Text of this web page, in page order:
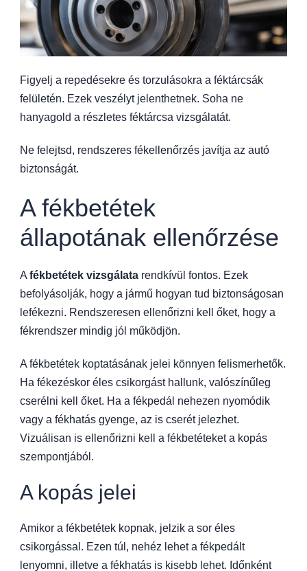
Figyelj a repedésekre és torzulásokra a féktárcsák
felületén. Ezek veszélyt jelenthetnek. Soha ne
hanyagold a részletes féktárcsa vizsgálatát.
Ne felejtsd, rendszeres fékellenőrzés javítja az autó
biztonságát.
A fékbetétek
állapotának ellenőrzése
A fékbetétek vizsgálata rendkívül fontos. Ezek
befolyásolják, hogy a jármű hogyan tud biztonságosan
lefékezni. Rendszeresen ellenőrizni kell őket, hogy a
fékrendszer mindig jól működjön.
A fékbetétek koptatásának jelei könnyen felismerhetők.
Ha fékezéskor éles csikorgást hallunk, valószínűleg
cserélni kell őket. Ha a fékpedál nehezen nyomódik
vagy a fékhatás gyenge, az is cserét jelezhet.
Vizuálisan is ellenőrizni kell a fékbetéteket a kopás
szempontjából.
A kopás jelei
Amikor a fékbetétek kopnak, jelzik a sor éles
csikorgással. Ezen túl, nehéz lehet a fékpedált
lenyomni, illetve a fékhatás is kisebb lehet. Időnként